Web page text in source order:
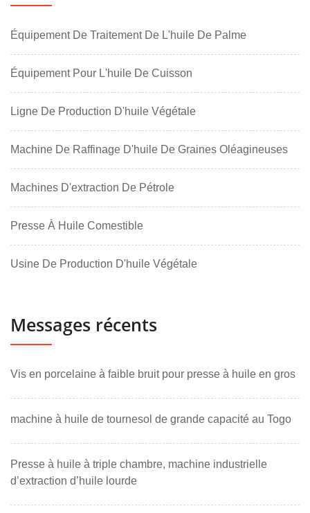
Équipement De Traitement De L'huile De Palme
Équipement Pour L'huile De Cuisson
Ligne De Production D'huile Végétale
Machine De Raffinage D'huile De Graines Oléagineuses
Machines D'extraction De Pétrole
Presse À Huile Comestible
Usine De Production D'huile Végétale
Messages récents
Vis en porcelaine à faible bruit pour presse à huile en gros
machine à huile de tournesol de grande capacité au Togo
Presse à huile à triple chambre, machine industrielle
d’extraction d’huile lourde